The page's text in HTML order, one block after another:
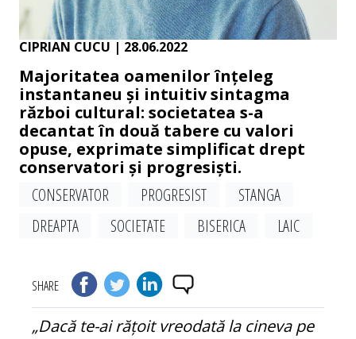
CIPRIAN CUCU | 28.06.2022
Majoritatea oamenilor înțeleg
instantaneu și intuitiv sintagma
război cultural: societatea s-a
decantat în două tabere cu valori
opuse, exprimate simplificat drept
conservatori și progresiști.
CONSERVATOR
PROGRESIST
STANGA
DREAPTA
SOCIETATE BISERICA LAIC
SHARE
„Dacă te-ai rățoit vreodată la cineva pe